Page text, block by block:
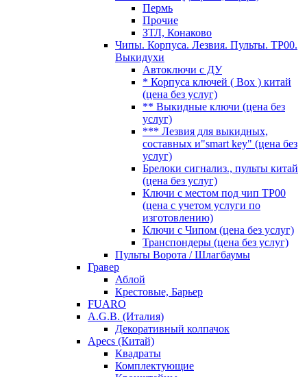
Пермь
Прочие
ЗТЛ, Конаково
Чипы. Корпуса. Лезвия. Пульты. TP00.
Выкидухи
Автоключи с ДУ
* Корпуса ключей ( Box ) китай
(цена без услуг)
** Выкидные ключи (цена без
услуг)
*** Лезвия для выкидных,
составных и"smart key" (цена без
услуг)
Брелоки сигнализ., пульты китай
(цена без услуг)
Ключи с местом под чип TP00
(цена с учетом услуги по
изготовлению)
Ключи с Чипом (цена без услуг)
Транспондеры (цена без услуг)
Пульты Ворота / Шлагбаумы
Гравер
Аблой
Крестовые, Барьер
FUARO
A.G.B. (Италия)
Декоративный колпачок
Apecs (Китай)
Квадраты
Комплектующие